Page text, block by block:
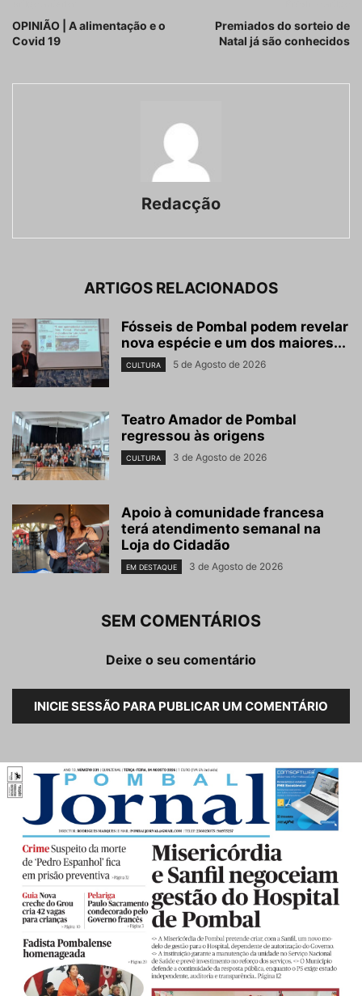
OPINIÃO | A alimentação e o
Covid 19
Premiados do sorteio de
Natal já são conhecidos
Redacção
ARTIGOS RELACIONADOS
Fósseis de Pombal podem revelar
nova espécie e um dos maiores...
CULTURA 5 de Agosto de 2026
Teatro Amador de Pombal
regressou às origens
CULTURA 3 de Agosto de 2026
Apoio à comunidade francesa
terá atendimento semanal na
Loja do Cidadão
EM DESTAQUE 3 de Agosto de 2026
SEM COMENTÁRIOS
Deixe o seu comentário
INICIE SESSÃO PARA PUBLICAR UM COMENTÁRIO